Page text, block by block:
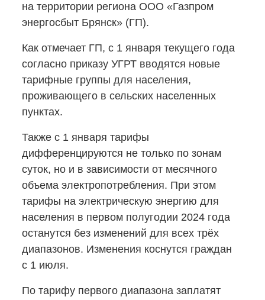
на территории региона ООО «Газпром
энергосбыт Брянск» (ГП).
Как отмечает ГП, с 1 января текущего года
согласно приказу УГРТ вводятся новые
тарифные группы для населения,
проживающего в сельских населенных
пунктах.
Также с 1 января тарифы
дифференцируются не только по зонам
суток, но и в зависимости от месячного
объема электропотребления. При этом
тарифы на электрическую энергию для
населения в первом полугодии 2024 года
останутся без изменений для всех трёх
диапазонов. Изменения коснутся граждан
с 1 июля.
По тарифу первого диапазона заплатят